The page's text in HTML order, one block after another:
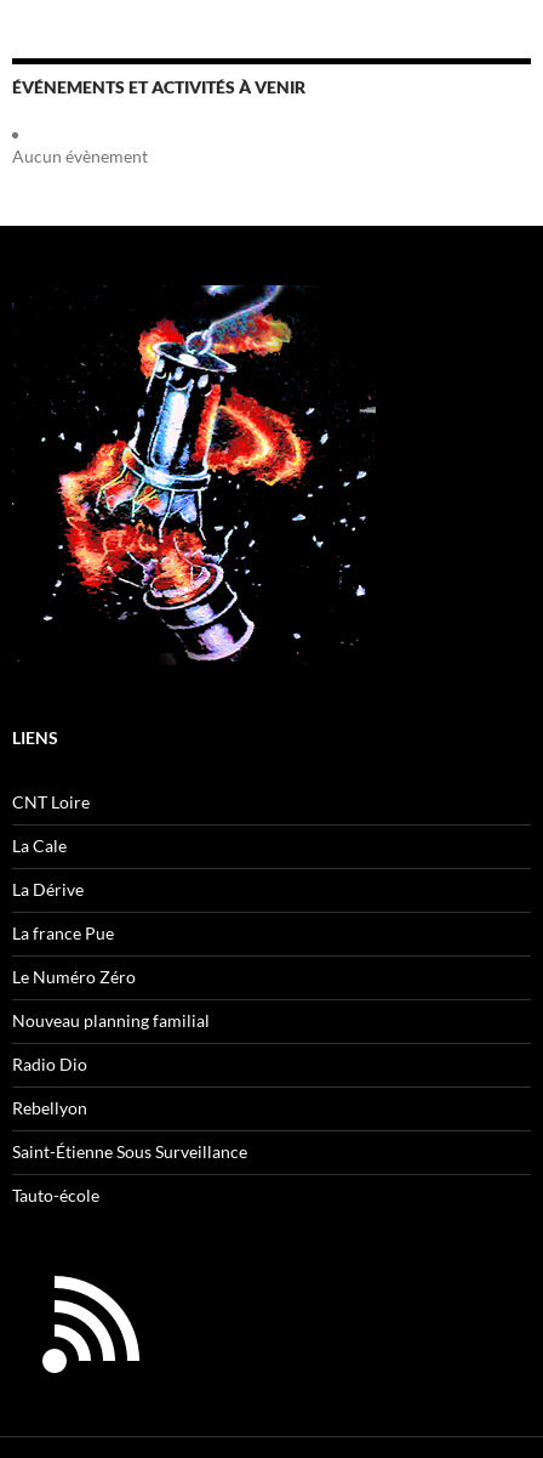
ÉVÉNEMENTS ET ACTIVITÉS À VENIR
Aucun évènement
LIENS
CNT Loire
La Cale
La Dérive
La france Pue
Le Numéro Zéro
Nouveau planning familial
Radio Dio
Rebellyon
Saint-Étienne Sous Surveillance
Tauto-école